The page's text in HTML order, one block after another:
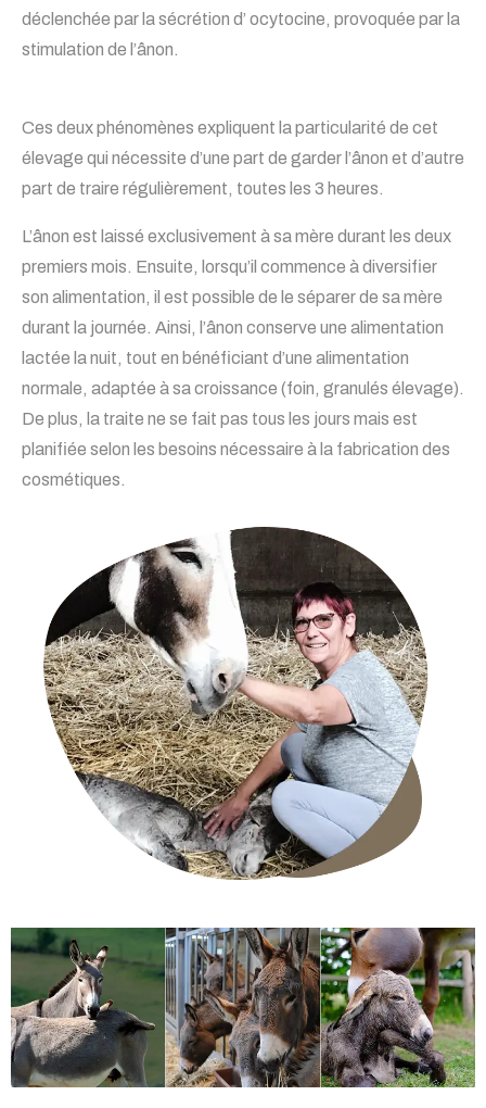
déclenchée par la sécrétion d’ ocytocine, provoquée par la
stimulation de l’ânon.
Ces deux phénomènes expliquent la particularité de cet
élevage qui nécessite d’une part de garder l’ânon et d’autre
part de traire régulièrement, toutes les 3 heures.
L’ânon est laissé exclusivement à sa mère durant les deux
premiers mois. Ensuite, lorsqu’il commence à diversifier
son alimentation, il est possible de le séparer de sa mère
durant la journée. Ainsi, l’ânon conserve une alimentation
lactée la nuit, tout en bénéficiant d’une alimentation
normale, adaptée à sa croissance (foin, granulés élevage).
De plus, la traite ne se fait pas tous les jours mais est
planifiée selon les besoins nécessaire à la fabrication des
cosmétiques.